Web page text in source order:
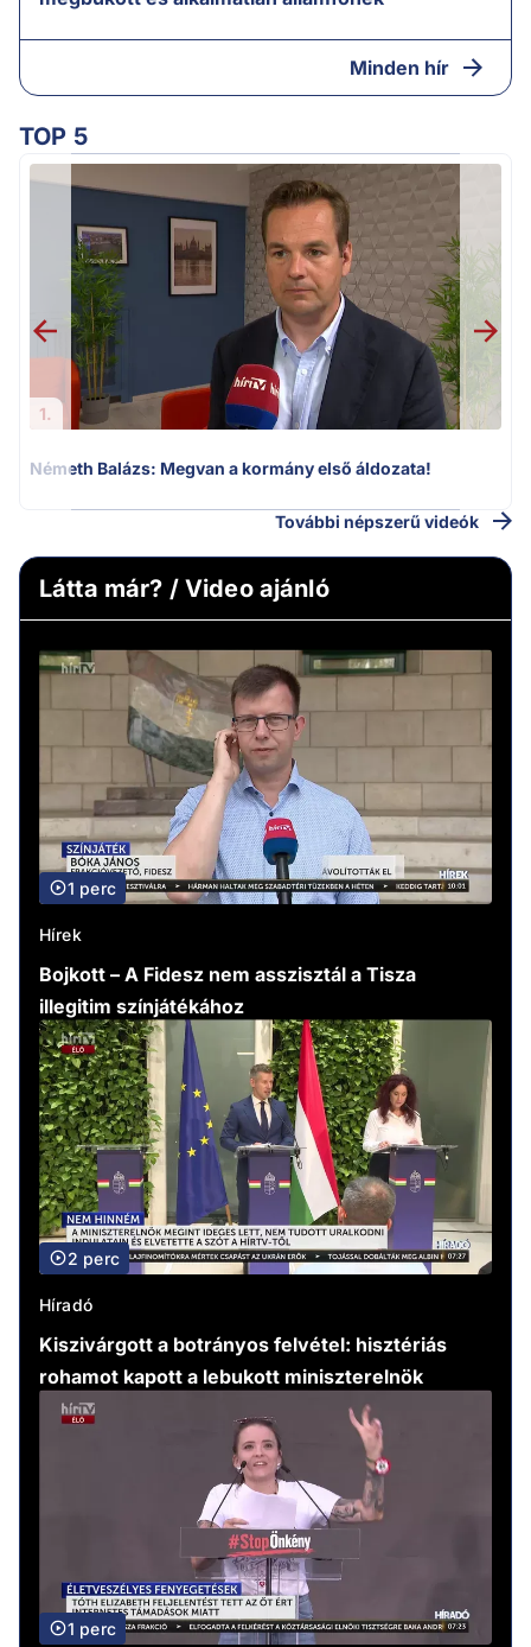
Minden hír
TOP 5
1.
Németh Balázs: Megvan a kormány első áldozata!
További népszerű videók
Látta már? / Video ajánló
1 perc
Hírek
Bojkott – A Fidesz nem asszisztál a Tisza
illegitim színjátékához
2 perc
Híradó
Kiszivárgott a botrányos felvétel: hisztériás
rohamot kapott a lebukott miniszterelnök
1 perc